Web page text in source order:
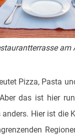
am
Pizza, Pasta
das ist hier
Hier ist die